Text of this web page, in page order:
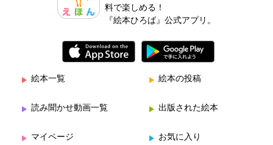
料で楽しめる！
『絵本ひろば』公式アプリ。
絵本一覧 絵本の投稿
読み聞かせ動画一覧 出版された絵本
マイページ お気に入り